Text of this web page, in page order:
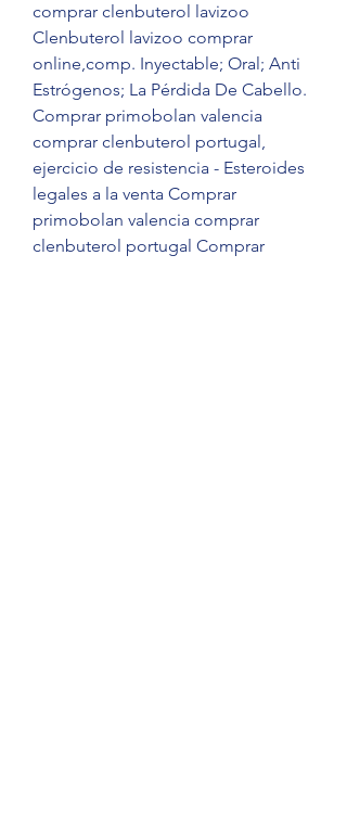
comprar clenbuterol lavizoo
Clenbuterol lavizoo comprar
online,comp. Inyectable; Oral; Anti
Estrógenos; La Pérdida De Cabello.
Comprar primobolan valencia
comprar clenbuterol portugal,
ejercicio de resistencia - Esteroides
legales a la venta Comprar
primobolan valencia comprar
clenbuterol portugal Comprar